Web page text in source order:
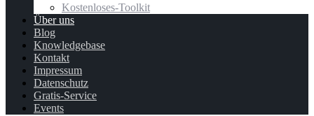
Kostenloses-Toolkit
Über uns
Blog
Knowledgebase
Kontakt
Impressum
Datenschutz
Gratis-Service
Events